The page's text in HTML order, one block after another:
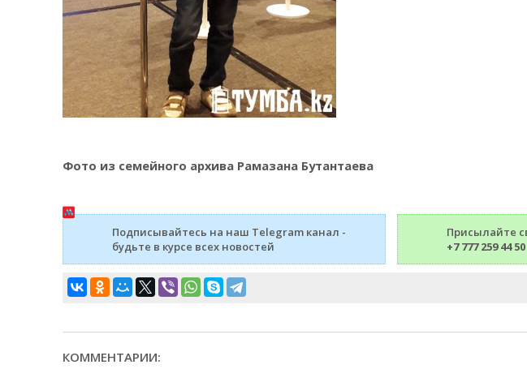
Фото из семейного архива Рамазана Бутантаева
Подписывайтесь на наш Telegram канал -
будьте в курсе всех новостей
Присылайте
+7 777 259 44 50
КОММЕНТАРИИ: